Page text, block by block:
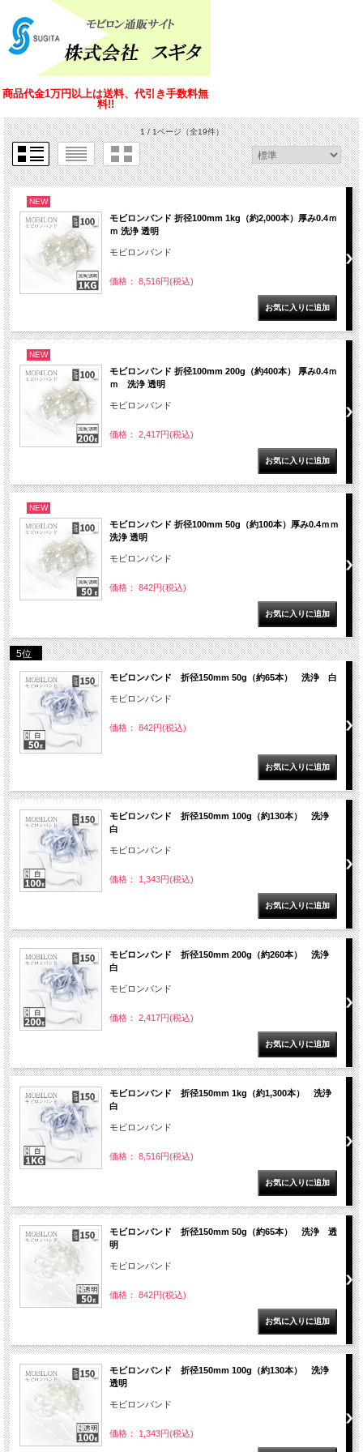
商品代金1万円以上は送料、代引き手数料無
料!!
1 / 1ページ（全19件）
NEW
モビロンバンド 折径100mm 1kg（約2,000本）厚み0.4ｍ
ｍ 洗浄 透明
モビロンバンド
価格： 8,516円(税込)
NEW
モビロンバンド 折径100mm 200g（約400本） 厚み0.4ｍ
ｍ 洗浄 透明
モビロンバンド
価格： 2,417円(税込)
NEW
モビロンバンド 折径100mm 50g（約100本）厚み0.4ｍｍ
洗浄 透明
モビロンバンド
価格： 842円(税込)
5位
モビロンバンド 折径150mm 50g（約65本） 洗浄 白
モビロンバンド
価格： 842円(税込)
モビロンバンド 折径150mm 100g（約130本） 洗浄
白
モビロンバンド
価格： 1,343円(税込)
モビロンバンド 折径150mm 200g（約260本） 洗浄
白
モビロンバンド
価格： 2,417円(税込)
モビロンバンド 折径150mm 1kg（約1,300本） 洗浄
白
モビロンバンド
価格： 8,516円(税込)
モビロンバンド 折径150mm 50g（約65本） 洗浄 透
明
モビロンバンド
価格： 842円(税込)
モビロンバンド 折径150mm 100g（約130本） 洗浄
透明
モビロンバンド
価格： 1,343円(税込)